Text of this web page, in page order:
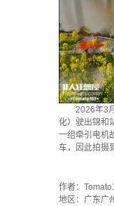
2026年3
化）驶出锦和
一组牵引电机
车，因此拍摄
作者：
地区：广东广